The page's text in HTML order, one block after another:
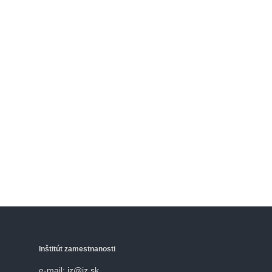
Inštitút zamestnanosti